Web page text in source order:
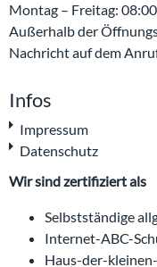
Montag – Freitag:
Außerhalb der
Nachricht auf dem
Infos
Impressum
Datenschutz
Wir sind zertifiziert als
Selbstständige
Internet-ABC-
Haus-der-